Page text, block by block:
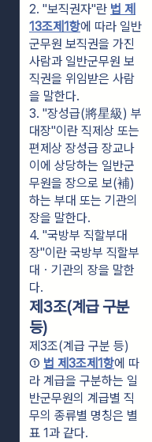
2. "보직권자"란 법 제
13조제1항에 따라 일반
군무원 보직권을 가진
사람과 일반군무원 보
직권을 위임받은 사람
을 말한다.
3. "장성급(將星級) 부
대장"이란 직제상 또는
편제상 장성급 장교나
이에 상당하는 일반군
무원을 장으로 보(補)
하는 부대 또는 기관의
장을 말한다.
4. "국방부 직할부대
장"이란 국방부 직할부
대ㆍ기관의 장을 말한
다.
제3조(계급 구분
등)
제3조(계급 구분 등)
① 법 제3조제1항에 따
라 계급을 구분하는 일
반군무원의 계급별 직
무의 종류별 명칭은 별
표 1과 같다.